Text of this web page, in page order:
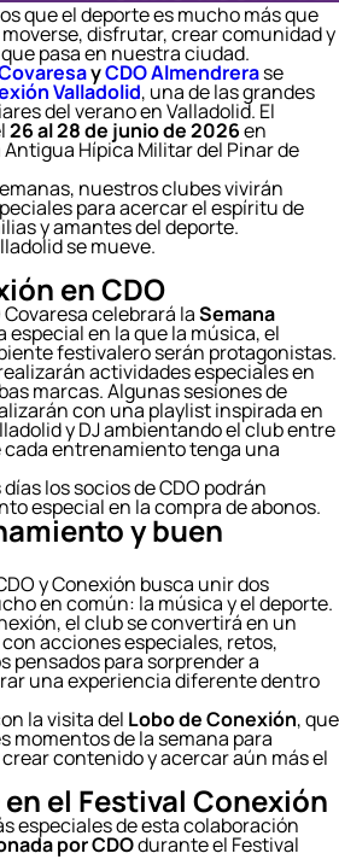
que el deporte es mucho más que
disfrutar, crear comunidad y
pasa en nuestra ciudad.
yCDO Almendrerase
Valladolid, una de las grandes
del verano en Valladolid. El
26 al 28 de junio de 2026en
Antigua Hípica Militar del Pinar de
nuestros clubes vivirán
para acercar el espíritu de
y amantes del deporte.
se mueve.
en CDO
Covaresa celebrará laSemana
especial en la que la música, el
festivalero serán protagonistas.
actividades especiales en
marcas. Algunas sesiones de
con una playlist inspirada en
y DJ ambientando el club entre
entrenamiento tenga una
los socios de CDO podrán
especial en la compra de abonos.
y buen
y Conexión busca unir dos
en común: la música y el deporte.
el club se convertirá en un
acciones especiales, retos,
pensados para sorprender a
una experiencia diferente dentro
la visita del Lobo de Conexión, que
momentos de la semana para
contenido y acercar aún más el
el Festival Conexión
especiales de esta colaboración
por CDOdurante el Festival